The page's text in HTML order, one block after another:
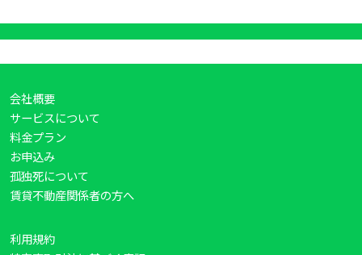
会社概要
サービスについて
料金プラン
お申込み
孤独死について
賃貸不動産関係者の方へ
利用規約